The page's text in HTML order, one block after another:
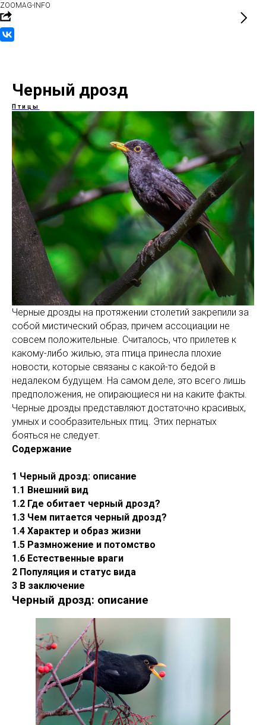
ZOOMAG-INFO
Черный дрозд
Птицы
Черные дрозды на протяжении столетий закрепили за
собой мистический образ, причем ассоциации не
совсем положительные. Считалось, что прилетев к
какому-либо жилью, эта птица принесла плохие
новости, которые связаны с какой-то бедой в
недалеком будущем. На самом деле, это всего лишь
предположения, не опирающиеся ни на каките факты.
Черные дрозды представляют достаточно красивых,
умных и сообразительных птиц. Этих пернатых
бояться не следует.
Содержание
1 Черный дрозд: описание
1.1 Внешний вид
1.2 Где обитает черный дрозд?
1.3 Чем питается черный дрозд?
1.4 Характер и образ жизни
1.5 Размножение и потомство
1.6 Естественные враги
2 Популяция и статус вида
3 В заключение
Черный дрозд: описание